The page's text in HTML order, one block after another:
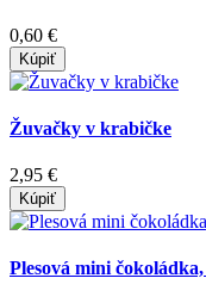
0,60 €
Kúpiť
Žuvačky v krabičke
2,95 €
Kúpiť
Plesová mini